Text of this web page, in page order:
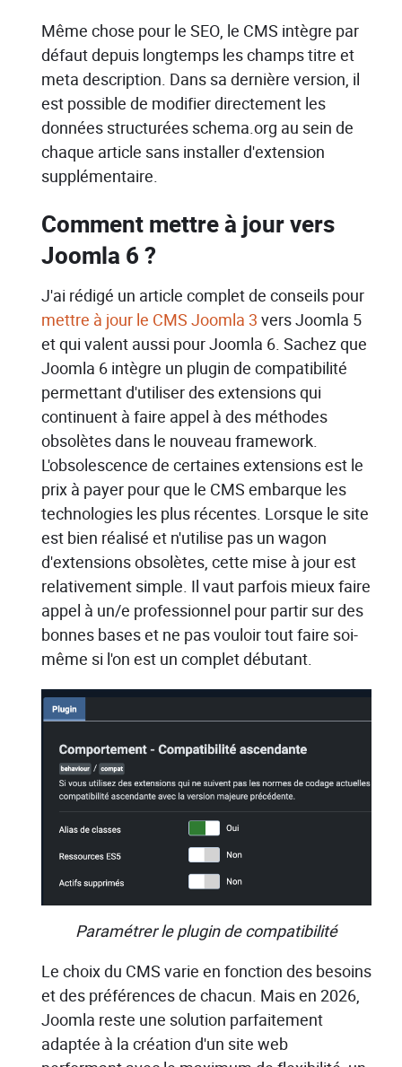
Même chose pour le SEO, le CMS intègre par
défaut depuis longtemps les champs titre et
meta description. Dans sa dernière version, il
est possible de modifier directement les
données structurées schema.org au sein de
chaque article sans installer d'extension
supplémentaire.
Comment mettre à jour vers
Joomla 6 ?
J'ai rédigé un article complet de conseils pour
mettre à jour le CMS Joomla 3 vers Joomla 5
et qui valent aussi pour Joomla 6. Sachez que
Joomla 6 intègre un plugin de compatibilité
permettant d'utiliser des extensions qui
continuent à faire appel à des méthodes
obsolètes dans le nouveau framework.
L'obsolescence de certaines extensions est le
prix à payer pour que le CMS embarque les
technologies les plus récentes. Lorsque le site
est bien réalisé et n'utilise pas un wagon
d'extensions obsolètes, cette mise à jour est
relativement simple. Il vaut parfois mieux faire
appel à un/e professionnel pour partir sur des
bonnes bases et ne pas vouloir tout faire soi-
même si l'on est un complet débutant.
Paramétrer le plugin de compatibilité
Le choix du CMS varie en fonction des besoins
et des préférences de chacun. Mais en 2026,
Joomla reste une solution parfaitement
adaptée à la création d'un site web